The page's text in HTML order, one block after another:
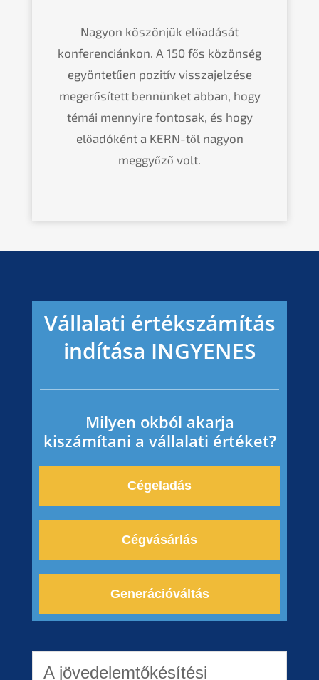
Nagyon köszönjük előadását
konferenciánkon. A 150 fős közönség
egyöntetűen pozitív visszajelzése
megerősített bennünket abban, hogy
témái mennyire fontosak, és hogy
előadóként a KERN-től nagyon
meggyőző volt.
Vállalati értékszámítás
indítása INGYENES
Milyen okból akarja
kiszámítani a vállalati értéket?
Cégeladás
Cégvásárlás
Generációváltás
A jövedelemtőkésítési